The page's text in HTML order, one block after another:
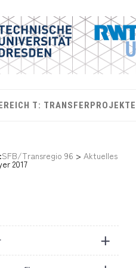
T: TRANSFERPROJEKTE
SFB/Transregio 96 > Aktuelles
2017
+